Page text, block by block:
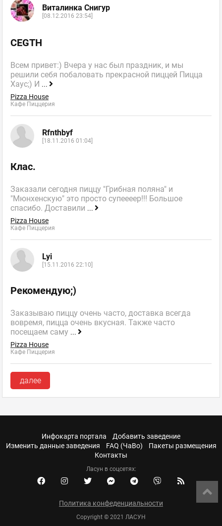
Виталинка Снигур
[08.12.2016 23:54]
CEGTH
Всем привет:) Вчера у нас был праздник, и мы
решили себя побаловать прекрасной пиццей Пицца
Хаус;) И ...
Pizza House
Кафе Пиццерия
Rfnthbyf
[18.11.2016 01:04]
Клас.
Заказали сегодня пиццу "Грибная поляна" и
"Мюнхенскую" это просто супеееер!!! Большое
спасибо. Доставили ...
Pizza House
Кафе Пиццерия
Lyi
[15.11.2016 22:10]
Рекомендую;)
Заказываю пиццу очень часто, доставка всегда
вовремя, пицца очень вкусная. Также часто
посещаем саму ...
Pizza House
Кафе Пиццерия
далее
Инфокарта портала
Добавить заведение
Изменить данные заведения
FAQ (ЧаВо)
Пакеты размещения
Контакты
Ласун в соцсетях:
Политика конфеденциальности
Copyright © 2021 ЛАСУН